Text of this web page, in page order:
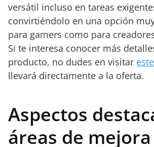
versátil incluso en tareas
convirtiéndolo en una opción
para gamers como para
Si te interesa conocer más
producto, no dudes en visitar
llevará directamente a la oferta.
Aspectos
áreas de mejora